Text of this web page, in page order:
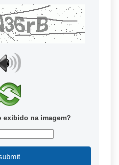
exibido na imagem?